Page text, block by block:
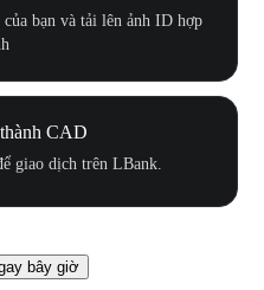
bạn và tải lên ảnh ID hợp
CAD
giao dịch trên LBank.
bây giờ